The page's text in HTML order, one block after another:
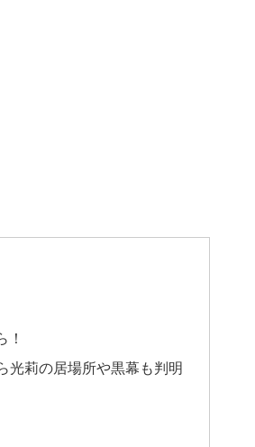
！
光莉の居場所や黒幕も判明